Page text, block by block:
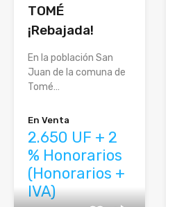
TOMÉ
¡Rebajada!
En la población San
Juan de la comuna de
Tomé…
En Venta
2.650 UF + 2
% Honorarios
(Honorarios +
IVA)